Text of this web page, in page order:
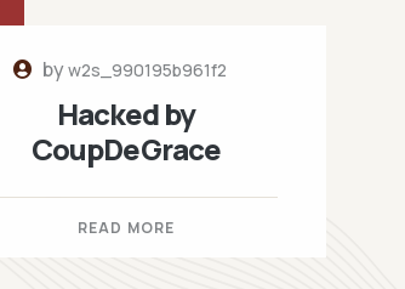
byw2s_990195b961f2
Hacked by
CoupDeGrace
READ MORE